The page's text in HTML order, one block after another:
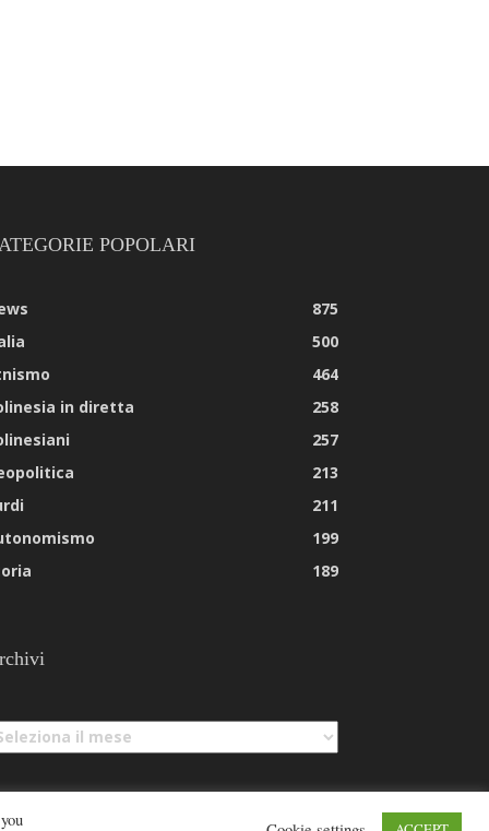
POPOLARI
875
500
464
in diretta
258
257
213
211
199
189